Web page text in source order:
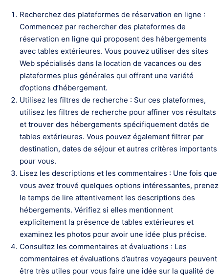
Recherchez des plateformes de réservation en ligne :
Commencez par rechercher des plateformes de
réservation en ligne qui proposent des hébergements
avec tables extérieures. Vous pouvez utiliser des sites
Web spécialisés dans la location de vacances ou des
plateformes plus générales qui offrent une variété
d’options d’hébergement.
Utilisez les filtres de recherche : Sur ces plateformes,
utilisez les filtres de recherche pour affiner vos résultats
et trouver des hébergements spécifiquement dotés de
tables extérieures. Vous pouvez également filtrer par
destination, dates de séjour et autres critères importants
pour vous.
Lisez les descriptions et les commentaires : Une fois que
vous avez trouvé quelques options intéressantes, prenez
le temps de lire attentivement les descriptions des
hébergements. Vérifiez si elles mentionnent
explicitement la présence de tables extérieures et
examinez les photos pour avoir une idée plus précise.
Consultez les commentaires et évaluations : Les
commentaires et évaluations d’autres voyageurs peuvent
être très utiles pour vous faire une idée sur la qualité de